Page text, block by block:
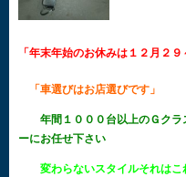
「年末年始のお休みは１２月２
「車選びはお店選びです」
年間１０００台以上のＧクラ
ーにお任せ下さい
変わらないスタイルそれはこ